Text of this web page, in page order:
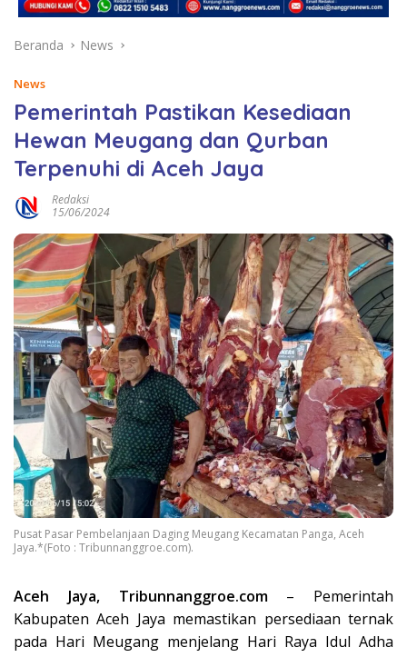
Beranda News
News
Pemerintah Pastikan Kesediaan
Hewan Meugang dan Qurban
Terpenuhi di Aceh Jaya
Redaksi
15/06/2024
Pusat Pasar Pembelanjaan Daging Meugang Kecamatan Panga, Aceh
Jaya.*(Foto : Tribunnanggroe.com).
Aceh Jaya, Tribunnanggroe.com– Pemerintah
Kabupaten Aceh Jaya memastikan persediaan ternak
pada Hari Meugang menjelang Hari Raya Idul Adha